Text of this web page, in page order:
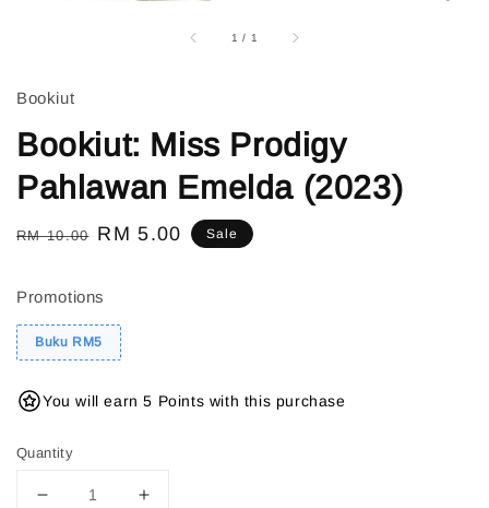
1 / 1
Bookiut
Bookiut: Miss Prodigy
Pahlawan Emelda (2023)
Regular
RM 10.00 Sale
RM 5.00 Sale
Promotions
Buku RM5
You will earn 5 Points with this purchase
Quantity